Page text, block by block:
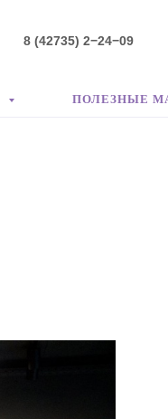
8 (42735) 2−24−09
ПОЛЕЗНЫЕ